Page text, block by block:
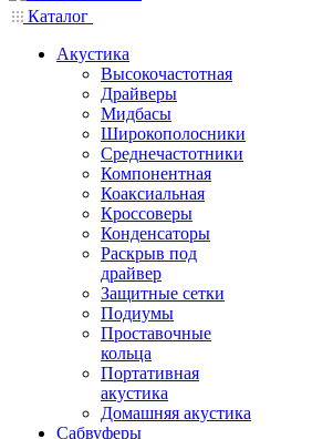
Каталог
Акустика
Высокочастотная
Драйверы
Мидбасы
Широкополосники
Среднечастотники
Компонентная
Коаксиальная
Кроссоверы
Конденсаторы
Раскрыв под
драйвер
Защитные сетки
Подиумы
Проставочные
кольца
Портативная
акустика
Домашняя акустика
Сабвуферы